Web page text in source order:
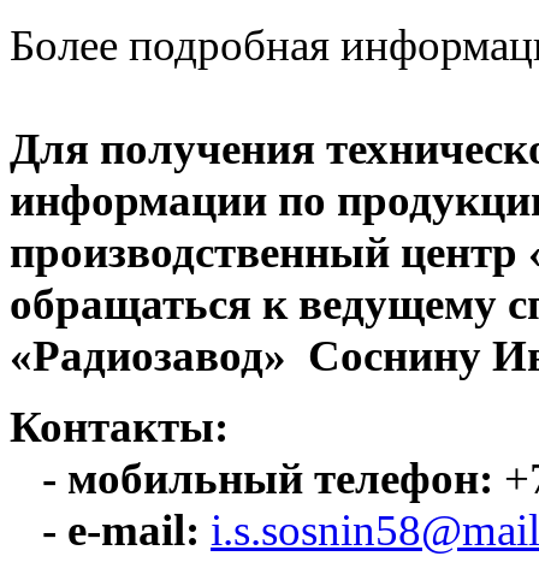
Более подробная
Для получения
информации по
производственный
обращаться к ведущему
«Радиозавод» Соснину
Контакты:
- мобильный телефон:
- e-mail: